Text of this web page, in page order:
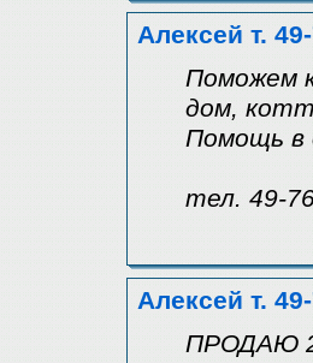
Алексей т.
Поможем
дом,
Помощь в
тел. 49-
Алексей т.
ПРОДАЮ 2